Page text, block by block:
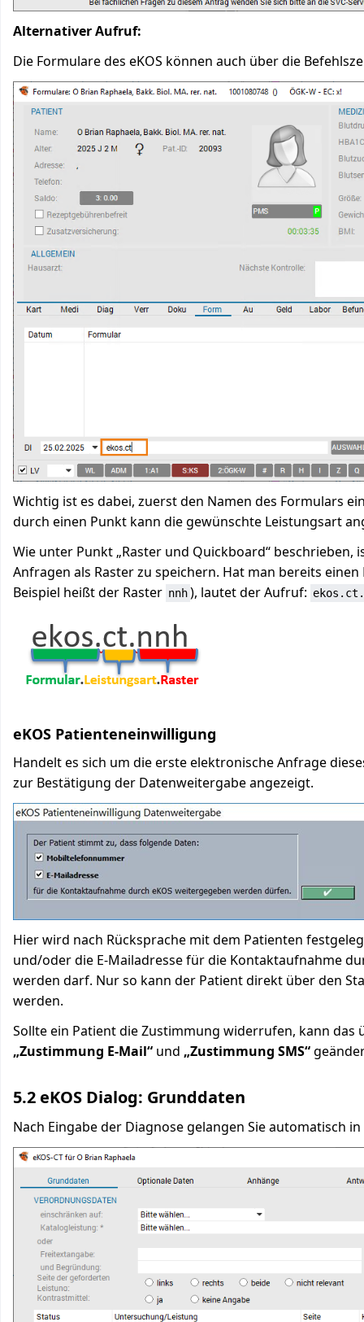
Alternativer Aufruf:
Die Formulare des eKOS können auch über die
Wichtig ist es dabei, zuerst den Namen des Formulars
durch einen Punkt kann die gewünschte Leistungsart
Wie unter Punkt „Raster und Quickboard“ beschrieben,
Anfragen als Raster zu speichern. Hat man bereits
Beispiel heißt der Raster nnh), lautet der Aufruf:
eKOS Patienteneinwilligung
Handelt es sich um die erste elektronische Anfrage
zur Bestätigung der Datenweitergabe angezeigt.
Hier wird nach Rücksprache mit dem Patienten
und/oder die E-Mailadresse für die Kontaktaufnahme
werden darf. Nur so kann der Patient direkt über den
werden.
Sollte ein Patient die Zustimmung widerrufen, kann das
„Zustimmung E-Mail“ und „Zustimmung SMS“
5.2 eKOS Dialog: Grunddaten
Nach Eingabe der Diagnose gelangen Sie automatisch